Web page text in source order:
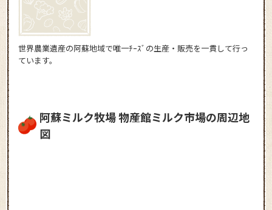
世界農業遺産の阿蘇地域で唯一ﾁｰｽﾞの生産・販売を一貫して行っ
ています。
阿蘇ミルク牧場 物産館ミルク市場の周辺地
図